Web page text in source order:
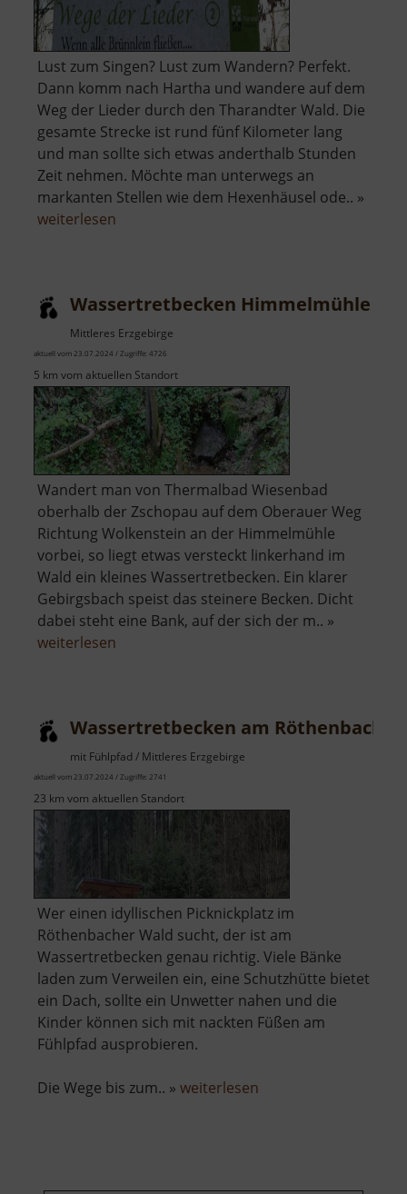
Lust zum Singen? Lust zum Wandern? Perfekt.
Dann komm nach Hartha und wandere auf dem
Weg der Lieder durch den Tharandter Wald. Die
gesamte Strecke ist rund fünf Kilometer lang
und man sollte sich etwas anderthalb Stunden
Zeit nehmen. Möchte man unterwegs an
markanten Stellen wie dem Hexenhäusel ode.. »
weiterlesen
Wassertretbecken Himmelmühle
Mittleres Erzgebirge
aktuell vom 23.07.2024 / Zugriffe: 4726
5 km vom aktuellen Standort
Wandert man von Thermalbad Wiesenbad
oberhalb der Zschopau auf dem Oberauer Weg
Richtung Wolkenstein an der Himmelmühle
vorbei, so liegt etwas versteckt linkerhand im
Wald ein kleines Wassertretbecken. Ein klarer
Gebirgsbach speist das steinere Becken. Dicht
dabei steht eine Bank, auf der sich der m.. »
weiterlesen
Wassertretbecken am Röthenbach
mit Fühlpfad / Mittleres Erzgebirge
aktuell vom 23.07.2024 / Zugriffe: 2741
23 km vom aktuellen Standort
Wer einen idyllischen Picknickplatz im
Röthenbacher Wald sucht, der ist am
Wassertretbecken genau richtig. Viele Bänke
laden zum Verweilen ein, eine Schutzhütte bietet
ein Dach, sollte ein Unwetter nahen und die
Kinder können sich mit nackten Füßen am
Fühlpfad ausprobieren.
Die Wege bis zum.. » weiterlesen